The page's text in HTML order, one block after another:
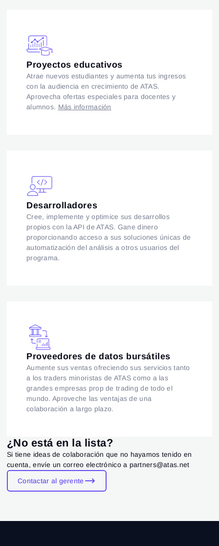
Proyectos educativos
Atrae nuevos estudiantes y aumenta tus ingresos
con la audiencia en crecimiento de ATAS.
Aprovecha ofertas especiales para docentes y
alumnos. Más información
Desarrolladores
Cree, implemente y optimice sus desarrollos
propios con la API de ATAS. Gane dinero
proporcionando acceso a sus soluciones únicas de
automatización del análisis a otros usuarios del
programa.
Proveedores de datos bursátiles
Aumente sus ventas ofreciendo sus servicios tanto
a los traders minoristas de ATAS como a las
grandes empresas prop de trading de todo el
mundo. Aproveche las ventajas de una
colaboración a largo plazo.
¿No está en la lista?
Si tiene ideas de colaboración que no hayamos tenido en
cuenta, envíe un correo electrónico a partners@atas.net
Contactar al gerente